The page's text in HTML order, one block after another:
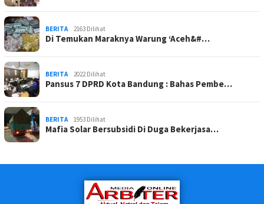
BERITA 2163 Dilihat
Di Temukan Maraknya Warung ‘Aceh&#…
BERITA 2022 Dilihat
Pansus 7 DPRD Kota Bandung : Bahas Pembe…
BERITA 1953 Dilihat
Mafia Solar Bersubsidi Di Duga Bekerjasa…